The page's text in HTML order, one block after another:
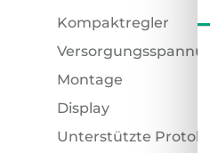
Kompaktregler
Display (2)
24V DC (1)
PoE (1)
Montage
Schaltschrank (2)
Wand (1)
Display
Ja (2)
Unterstützte